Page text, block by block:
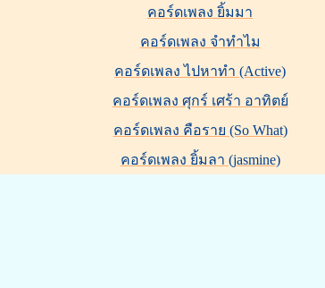
คอร์ดเพลง ยิ้มมา
คอร์ดเพลง จำทำไม
คอร์ดเพลง ไปหาทำ (Active)
คอร์ดเพลง ศุกร์ เศร้า อาทิตย์
คอร์ดเพลง คือราย (So What)
คอร์ดเพลง ยิ้มลา (jasmine)